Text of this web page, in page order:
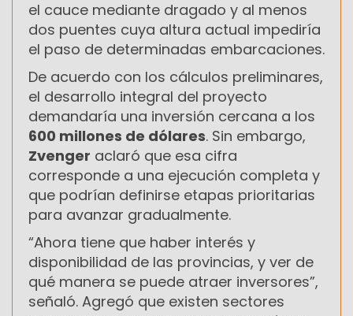
el cauce mediante dragado y al menos
dos puentes cuya altura actual impediría
el paso de determinadas embarcaciones.
De acuerdo con los cálculos preliminares,
el desarrollo integral del proyecto
demandaría una inversión cercana a los
600 millones de dólares. Sin embargo,
Zvenger aclaró que esa cifra
corresponde a una ejecución completa y
que podrían definirse etapas prioritarias
para avanzar gradualmente.
“Ahora tiene que haber interés y
disponibilidad de las provincias, y ver de
qué manera se puede atraer inversores”,
señaló. Agregó que existen sectores